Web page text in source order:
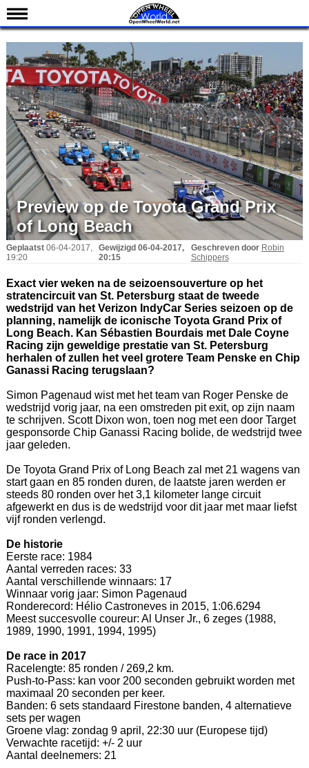
Nieuws
Kalender
Uitslagen
Standen
Coureurs
Teams
IndyCar 101
Indy 500
English
Preview op de Toyota Grand Prix
of Long Beach
Geplaatst 06-04-2017,
19:20
Gewijzigd 06-04-2017,
20:15
Geschreven door Robin
Schippers
Exact vier weken na de seizoensouverture op het
stratencircuit van St. Petersburg staat de tweede
wedstrijd van het Verizon IndyCar Series seizoen op de
planning, namelijk de iconische Toyota Grand Prix of
Long Beach. Kan Sébastien Bourdais met Dale Coyne
Racing zijn geweldige prestatie van St. Petersburg
herhalen of zullen het veel grotere Team Penske en Chip
Ganassi Racing terugslaan?
Simon Pagenaud wist met het team van Roger Penske de
wedstrijd vorig jaar, na een omstreden pit exit, op zijn naam
te schrijven. Scott Dixon won, toen nog met een door Target
gesponsorde Chip Ganassi Racing bolide, de wedstrijd twee
jaar geleden.
De Toyota Grand Prix of Long Beach zal met 21 wagens van
start gaan en 85 ronden duren, de laatste jaren werden er
steeds 80 ronden over het 3,1 kilometer lange circuit
afgewerkt en dus is de wedstrijd voor dit jaar met maar liefst
vijf ronden verlengd.
De historie
Eerste race: 1984
Aantal verreden races: 33
Aantal verschillende winnaars: 17
Winnaar vorig jaar: Simon Pagenaud
Ronderecord: Hélio Castroneves in 2015, 1:06.6294
Meest succesvolle coureur: Al Unser Jr., 6 zeges (1988,
1989, 1990, 1991, 1994, 1995)
De race in 2017
Racelengte: 85 ronden / 269,2 km.
Push-to-Pass: kan voor 200 seconden gebruikt worden met
maximaal 20 seconden per keer.
Banden: 6 sets standaard Firestone banden, 4 alternatieve
sets per wagen
Groene vlag: zondag 9 april, 22:30 uur (Europese tijd)
Verwachte racetijd: +/- 2 uur
Aantal deelnemers: 21